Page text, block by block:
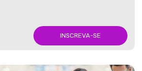
INSCREVA-SE